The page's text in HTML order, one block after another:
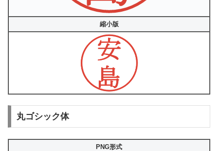
縮小版
丸ゴシック体
PNG形式